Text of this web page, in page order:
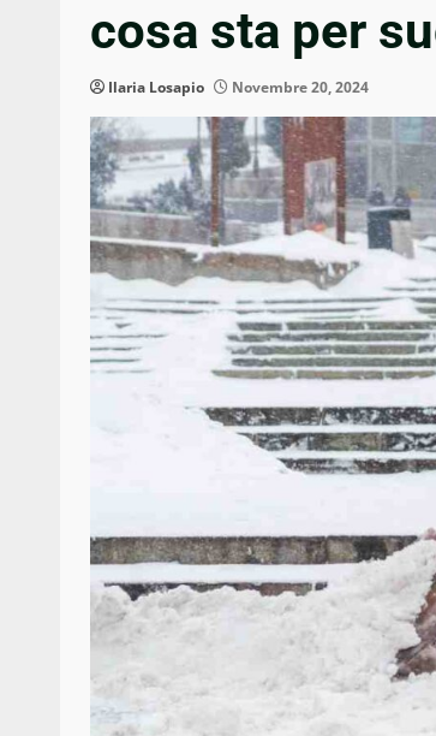
cosa sta per
Ilaria Losapio Novembre 20, 2024